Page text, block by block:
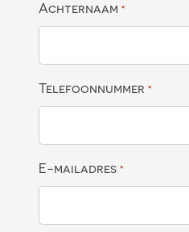
Achternaam *
Telefoonnummer *
E-mailadres *